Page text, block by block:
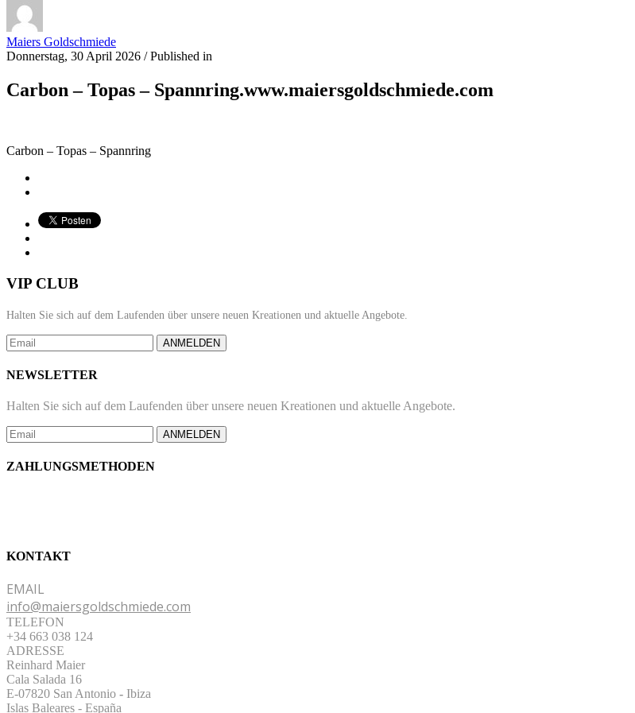
Maiers Goldschmiede
Donnerstag, 30 April 2026 /Published in
Carbon – Topas – Spannring.www.maiersgoldschmiede.com
Carbon – Topas – Spannring
VIP CLUB
Halten Sie sich auf dem Laufenden über unsere neuen Kreationen und aktuelle Angebote.
ANMELDEN
NEWSLETTER
Halten Sie sich auf dem Laufenden über unsere neuen Kreationen und aktuelle Angebote.
ANMELDEN
ZAHLUNGSMETHODEN
KONTAKT
EMAIL
info@maiersgoldschmiede.com
TELEFON
+34 663 038 124
ADRESSE
Reinhard Maier
Cala Salada 16
E-07820 San Antonio - Ibiza
Islas Baleares - España